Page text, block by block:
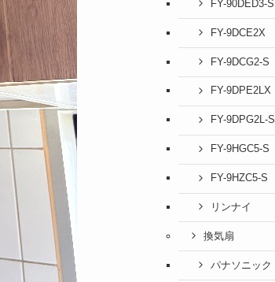
FY-90DED3-S
FY-9DCE2X
FY-9DCG2-S
FY-9DPE2LX
FY-9DPG2L-S
FY-9HGC5-S
FY-9HZC5-S
リンナイ
換気扇
パナソニック